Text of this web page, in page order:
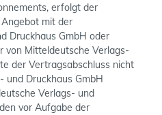
erfolgt der
mit der
Druckhaus GmbH oder
von Mitteldeutsche Verlags-
der Vertragsabschluss nicht
und Druckhaus GmbH
Verlags- und
vor Aufgabe der